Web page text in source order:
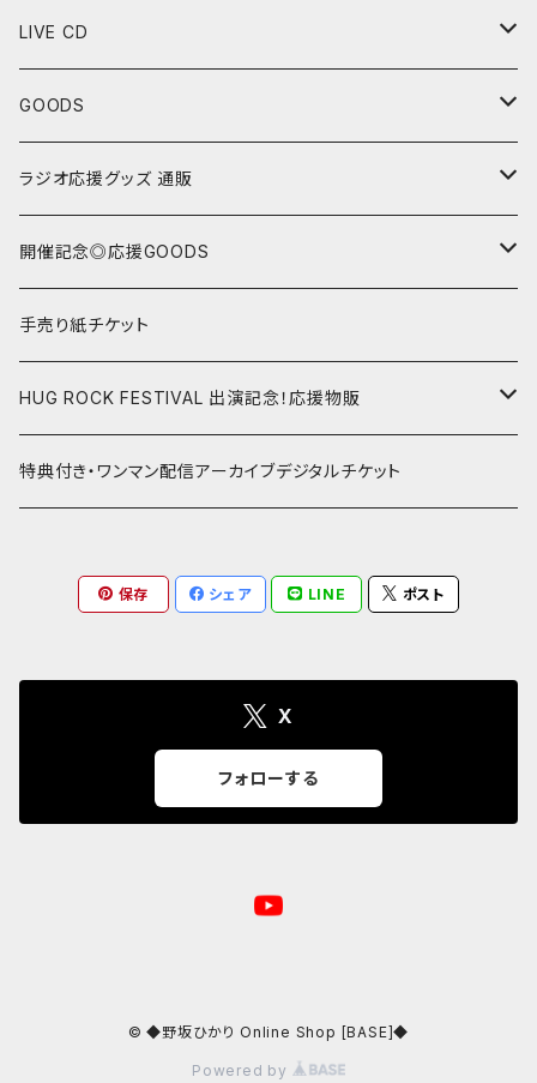
LIVE CD
“Sing with Piano”シリーズ
“野坂ひかり Monthly Live CD”シリーズ
GOODS
Tシャツ
セットリスト色紙
チェキ
ランダムチェキ
画像指定チェキ
トートバッグ
コルクコースター
クリアファイル
ラジオ応援グッズ 通販
24/1/15 第32回 ゲスト:亜ノあこ
24/2/19 第33回 ゲスト:のうじょうりえ
24/3/18 第34回 ゲスト:増田桜美/オル
24/4/15 第35回 ゲスト:黒木ちひろ
24/6/17 第37回 ゲスト:山田萌
24/7/15 第38回 ゲスト:伊藤詩織
24/8/19 第39回 ゲスト 清野あやね
24/10/21 第41回 ゲスト:のうじょうりえ
開催記念◎応援GOODS
野坂ひかり Mini Oneman Live シリーズ
23/1/22@渋谷gee-ge.15周年記念ワンマン
野坂ひかりソロ スタジオ配信ライブ
2023年ハグロック前夜祭！記念グッズ
遠征応援グッズ
手売り紙チケット
HUG ROCK FESTIVAL 出演記念！応援物販
22.05.02 HUGROCK 2022 GW
23.05.02 ハグロック 2023 GW
特典付き・ワンマン配信アーカイブデジタルチケット
保存 シェア LINE ポスト
X
フォローする
© ◆野坂ひかり Online Shop [BASE]◆
Powered by